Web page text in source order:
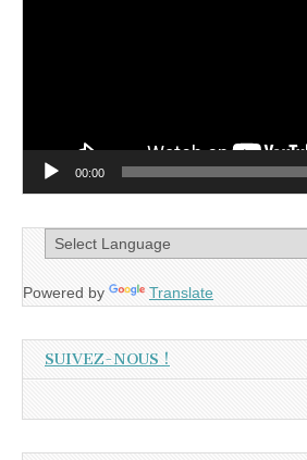
00:00
Powered by Translate
SUIVEZ-NOUS !